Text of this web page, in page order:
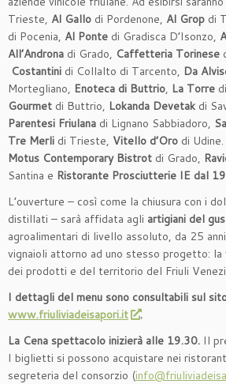
Trieste, Al Gallo di Pordenone, Al Grop di
di Pocenia, Al Ponte di Gradisca D’Isonzo,
All’Androna di Grado, Caffetteria Torinese
Costantini di Collalto di Tarcento, Da
Mortegliano, Enoteca di Buttrio, La Torre
Gourmet di Buttrio, Lokanda Devetak di
Parentesi Friulana di Lignano Sabbiadoro,
Tre Merli di Trieste, Vitello d’Oro di
Motus Contemporary Bistrot di Grado,
Santina e Ristorante Prosciutterie IE dal
L’ouverture – così come la chiusura con i
distillati – sarà affidata agli artigiani del
agroalimentari di livello assoluto, da 25
vignaioli attorno ad uno stesso progetto: la
dei prodotti e del territorio del Friuli
I dettagli del menu sono consultabili sul
www.friuliviadeisapori.it
.
La Cena spettacolo inizierà alle 19.30. Il
I biglietti si possono acquistare nei
segreteria del consorzio (